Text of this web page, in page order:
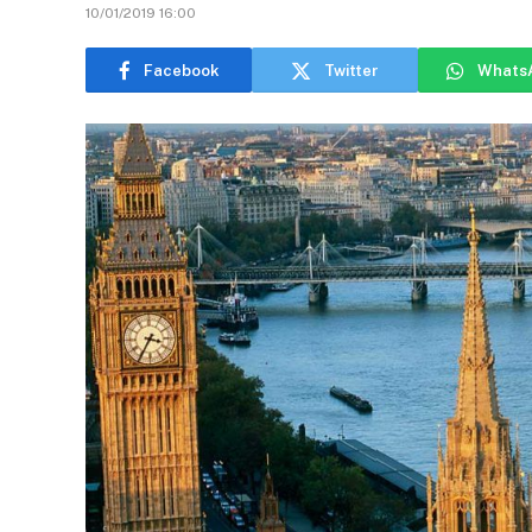
10/01/2019 16:00
Facebook Twitter